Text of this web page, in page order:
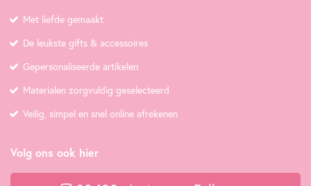
Met liefde gemaakt
De leukste gifts & accessoires
Gepersonaliseerde artikelen
Materialen zorgvuldig geselecteerd
Veilig, simpel en snel online afrekenen
Volg ons ook hier